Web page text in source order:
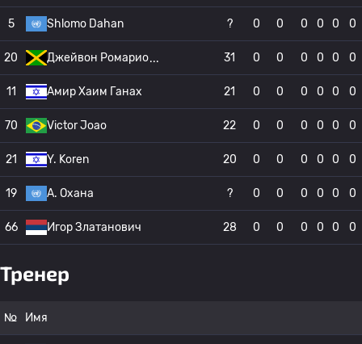
5 Shlomo Dahan ? 0 0 0 0 0 0
20 Джейвон Ромарио 31 0 0 0 0 0 0
11 Амир Хаим Ганах 21 0 0 0 0 0 0
70 Victor Joao 22 0 0 0 0 0 0
21 Y. Koren 20 0 0 0 0 0 0
19 A. Охана ? 0 0 0 0 0 0
66 Игор Златанович 28 0 0 0 0 0 0
Тренер
№ Имя